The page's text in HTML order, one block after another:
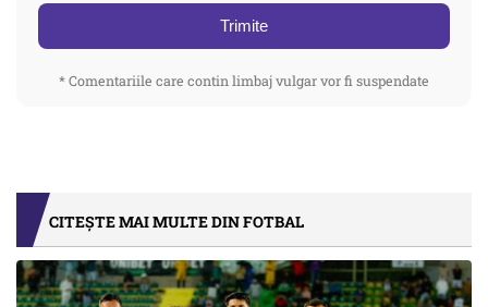
Trimite
* Comentariile care contin limbaj vulgar vor fi suspendate
CITEȘTE MAI MULTE DIN FOTBAL